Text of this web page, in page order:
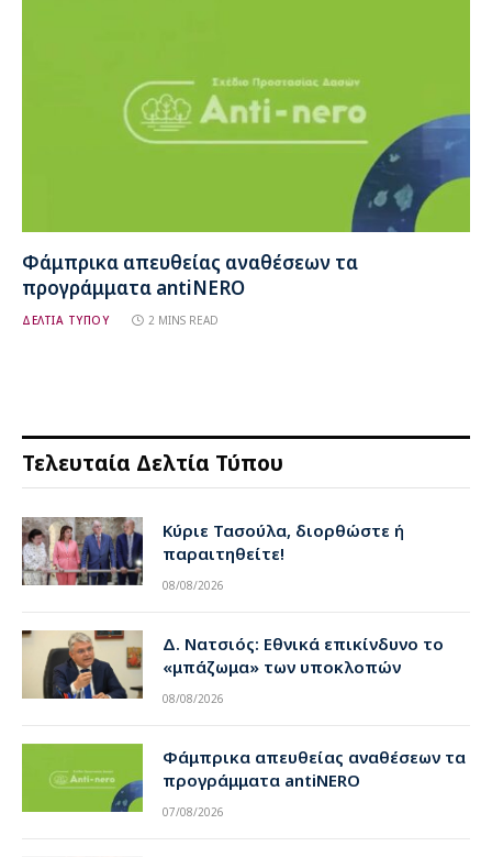
Φάμπρικα απευθείας αναθέσεων τα
προγράμματα antiNERO
ΔΕΛΤΙΑ ΤΥΠΟΥ 2 MINS READ
Τελευταία Δελτία Τύπου
Κύριε Τασούλα, διορθώστε ή
παραιτηθείτε!
08/08/2026
Δ. Νατσιός: Εθνικά επικίνδυνο το
«μπάζωμα» των υποκλοπών
08/08/2026
Φάμπρικα απευθείας αναθέσεων τα
προγράμματα antiNERO
07/08/2026